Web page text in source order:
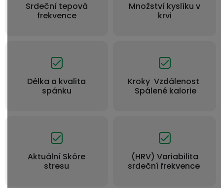
Srdeční tepová
frekvence
Množství kyslíku v
krvi
Délka a kvalita
spánku
Kroky Vzdálenost
Spálené kalorie
Aktuální Skóre
stresu
(HRV) Variabilita
srdeční frekvence